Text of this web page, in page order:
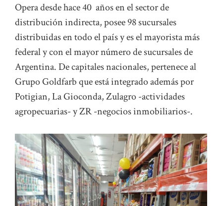
Opera desde hace 40 años en el sector de
distribución indirecta, posee 98 sucursales
distribuidas en todo el país y es el mayorista más
federal y con el mayor número de sucursales de
Argentina. De capitales nacionales, pertenece al
Grupo Goldfarb que está integrado además por
Potigian, La Gioconda, Zulagro -actividades
agropecuarias- y ZR -negocios inmobiliarios-.